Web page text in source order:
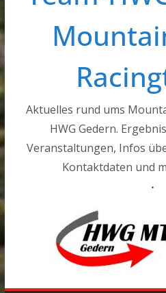
Aktuelles rund ums
HWG Gedern.
Veranstaltungen, Infos
Kontaktdaten und
.